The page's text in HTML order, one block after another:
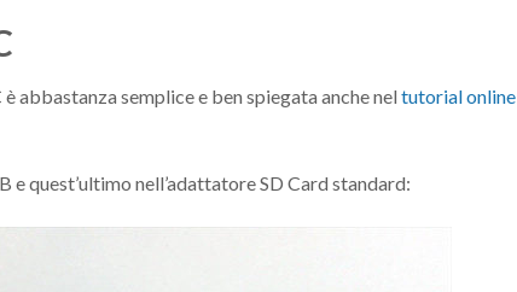
abbastanza semplice e ben spiegata anche nel tutorial online
quest’ultimo nell’adattatore SD Card standard: